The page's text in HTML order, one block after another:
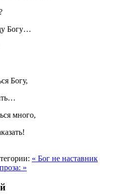
Богу…
Богу,
много,
« Бог не наставник
»